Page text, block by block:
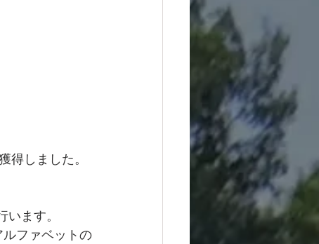
得しました。
ます。
ファベットの